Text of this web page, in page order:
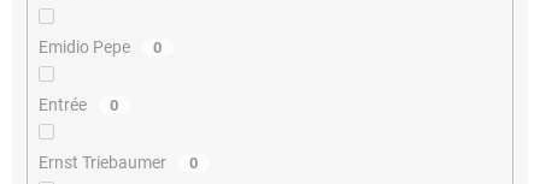
Emidio Pepe 0
Entrée 0
Ernst Triebaumer 0